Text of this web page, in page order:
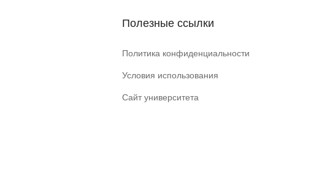
Полезные ссылки
Политика конфиденциальности
Условия использования
Сайт университета